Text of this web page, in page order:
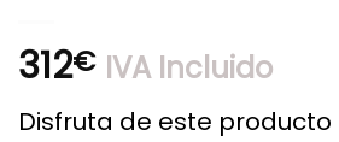
312€ IVA Incluido
Disfruta de este